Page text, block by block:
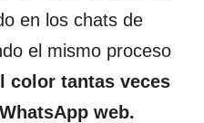
en los chats de
el mismo proceso
color tantas veces
web.